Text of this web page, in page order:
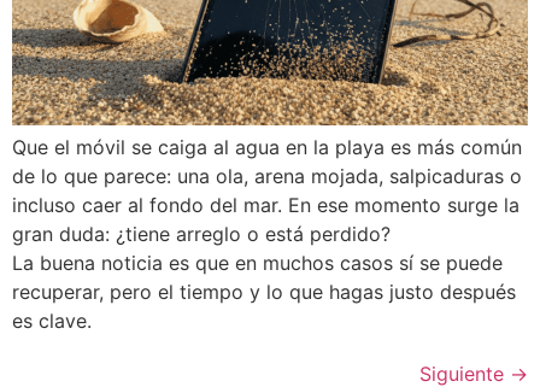
Que el móvil se caiga al agua en la playa es más común
de lo que parece: una ola, arena mojada, salpicaduras o
incluso caer al fondo del mar. En ese momento surge la
gran duda: ¿tiene arreglo o está perdido?
La buena noticia es que en muchos casos sí se puede
recuperar, pero el tiempo y lo que hagas justo después
es clave.
Siguiente →